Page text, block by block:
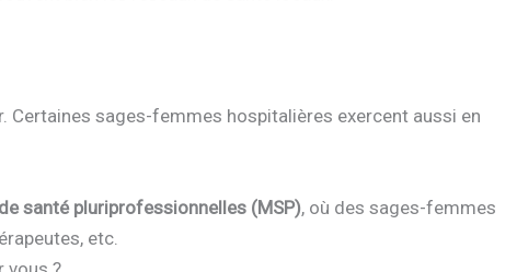
Certaines sages-femmes hospitalières exercent aussi en
santé pluriprofessionnelles (MSP), où des sages-femmes
etc.